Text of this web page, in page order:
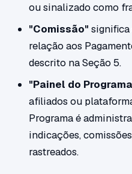
ou sinalizado como
"Comissão" significa
relação aos
descrito na Seção 5.
"Painel do
afiliados ou
Programa é
indicações,
rastreados.